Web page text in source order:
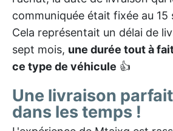
communiquée était fixée au
Cela représentait un délai de
sept mois, une durée tout à
ce type de véhicule 👍
Une livraison
dans les temps !